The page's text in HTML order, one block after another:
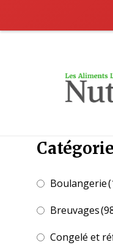
Catégorie
Boulangerie
Breuvages
Congelé et